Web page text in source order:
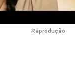
Reprodução